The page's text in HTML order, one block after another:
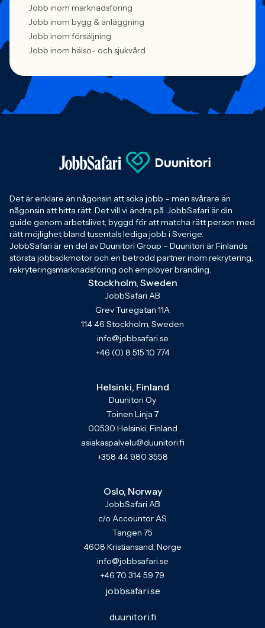
Jobb inom marknadsföring
Jobb inom bygg & anläggning
Jobb inom försäljning
Jobb inom hälso- och sjukvård
Det är enklare än någonsin att söka jobb – men svårare än
någonsin att hitta rätt. Det vill vi ändra på. JobbSafari är din
guide genom arbetslivet, byggd för att matcha rätt person med
rätt möjlighet bland tusentals lediga jobb i Sverige.
JobbSafari är en del av Duunitori Group – Duunitori är Finlands
största jobbsökmotor och en betrodd partner inom rekrytering,
rekryteringsmarknadsföring och employer branding.
Stockholm, Sweden
JobbSafari AB
Grev Turegatan 11A
114 46 Stockholm, Sweden
info@jobbsafari.se
+46 (0) 8 515 10 774
Helsinki, Finland
Duunitori Oy
Toinen Linja 7
00530 Helsinki, Finland
asiakaspalvelu@duunitori.fi
+358 44 980 3558
Oslo, Norway
JobbSafari AB
c/o Accountor AS
Tangen 75
4608 Kristiansand, Norge
info@jobbsafari.se
+46 70 314 59 79
jobbsafari.se
duunitori.fi